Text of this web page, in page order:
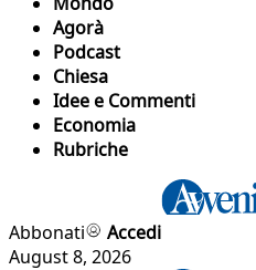
Agorà
Podcast
Chiesa
Idee e Commenti
Economia
Rubriche
Abbonati
Accedi
August 8, 2026